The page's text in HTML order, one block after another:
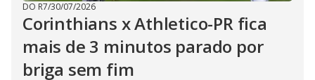
DO R7/30/07/2026
Corinthians x Athletico-PR fica
mais de 3 minutos parado por
briga sem fim